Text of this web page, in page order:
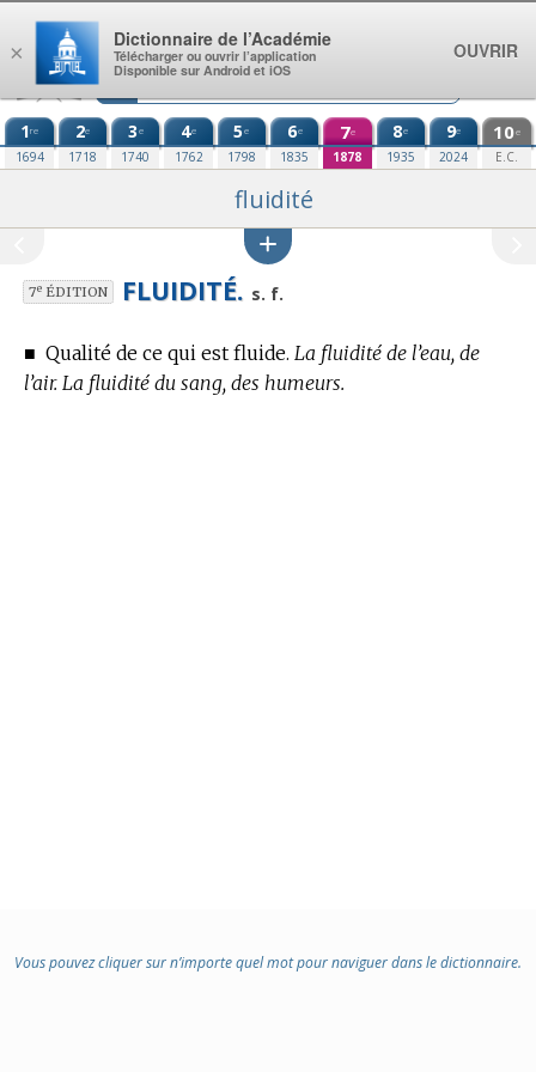
Aller au contenu
1re
1694
2e
1718
3e
1740
4e
1762
5e
1798
6e
1835
7e
1878
8e
1935
9e
2024
10e
E.C.
fluidité
7eÉDITION FLUIDITÉ. s. f.
■ Qualité de ce qui est fluide. La fluidité de l’eau, de
l’air. La fluidité du sang, des humeurs.
Vous pouvez cliquer sur n’importe quel mot pour naviguer dans le dictionnaire.
×
Dictionnaire de l’Académie
Télécharger ou ouvrir l’application
Disponible sur Android et iOS
OUVRIR